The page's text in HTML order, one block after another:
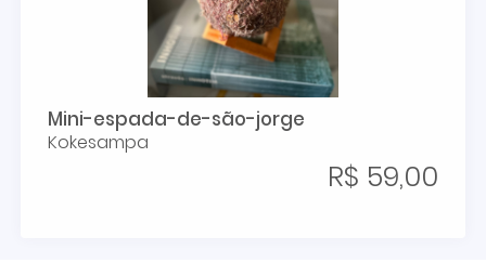
Mini-espada-de-são-jorge
Kokesampa
R$ 59,00